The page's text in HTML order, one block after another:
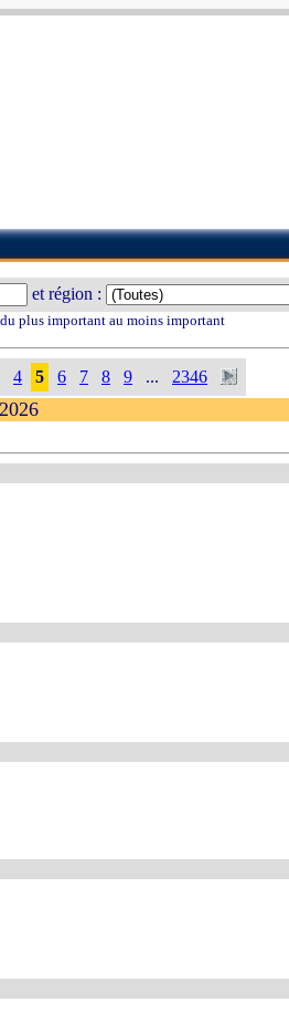
et région :
plus important au moins important
4 5 6 7 8 9 ... 2346